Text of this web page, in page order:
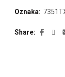
Oznaka:
Share